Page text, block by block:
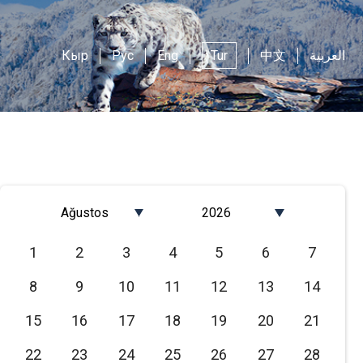
Кыр Рус Eng Tur 中文 العربية
Ağustos
Март
Апрель
2026
2024
2023
1 2 3 4 5 6
7
8
9 10 11 12 13
14
15
16 17 18 19 20
21
22
23 24 25 26 27
28